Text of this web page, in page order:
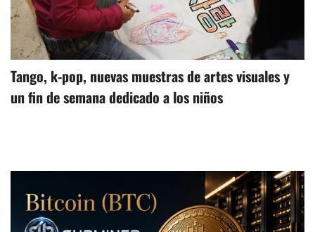
Tango, k-pop, nuevas muestras de artes visuales y
un fin de semana dedicado a los niños